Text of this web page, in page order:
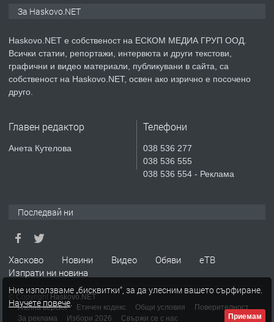
преди 5 дни
ПРЕДЛАГА
Продавам парцел в гр. Хасково кв.
СГЛОБЯВАНЕ НА МЕБЕЛИ.
апартамент под наем в кв.
Училищни, гр. Хасково.
преди 5 дни
За Haskovo.NET
Haskovo.NET е собственост на ЕСКОМ МЕДИА ГРУП ООД.
Всички статии, репортажи, интервюта и други текстови,
графични и видео материали, публикувани в сайта, са
собственост на Haskovo.NET, освен ако изрично е посочено
друго.
Главен редактор
Анета Кутелова
Телефони
038 536 277
038 536 555
038 536 554 - Реклама
Последвай ни
Хасково Новини Видео Обяви
еТВ
Изпрати ни новина
© Copyright Haskovo.NET
Пълна версия
Етичен кодекс Общи условия
Поверителност
За реклама
Избори 2026 Свържи се с нас
Ние използваме „бисквитки“, за да улесним вашето сърфиране.
Научете повече.
Приемам